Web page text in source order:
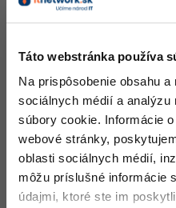
Táto webstránka používa
Na prispôsobenie obsahu
sociálnych médií a analýzu
súbory cookie. Informácie
webové stránky,
oblasti sociálnych médií,
môžu príslušné informácie
údajmi, ktoré ste im
Čo od nás v ďalších
Prístup k jednotlivým
obstarania.
Kvalitné znalostiv
Zručnosti, ktoré ti
dobre platenú